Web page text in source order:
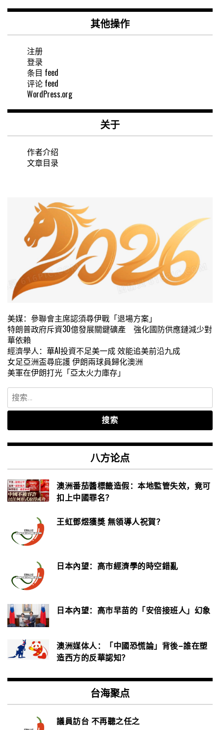
其他操作
注册
登录
条目 feed
评论 feed
WordPress.org
关于
作者介绍
文章目录
美媒：參聯會主席認須尋伊戰「退場方案」
特朗普政府斥資30億發展關鍵礦產 強化國防供應鏈減少對
華依賴
經濟學人：華AI投資不足美一成 效能追美前沿九成
女足亞洲盃尋庇護 伊朗兩球員歸化澳洲
美軍在伊朗打光「亞太火力庫存」
搜
索：
八方论点
澳洲番茄醬標籤造假：本地監管失效，竟可
扣上中國罪名？
王虹鄧煜獲獎 無領導人祝賀？
日本內望：高市經濟學的時空錯亂
日本內望：高市早苗的「安倍接班人」幻象
澳洲媒体人：「中國恐慌論」背後–誰在塑
造西方的反華認知？
台海聚点
議員訪台 不再聽之任之